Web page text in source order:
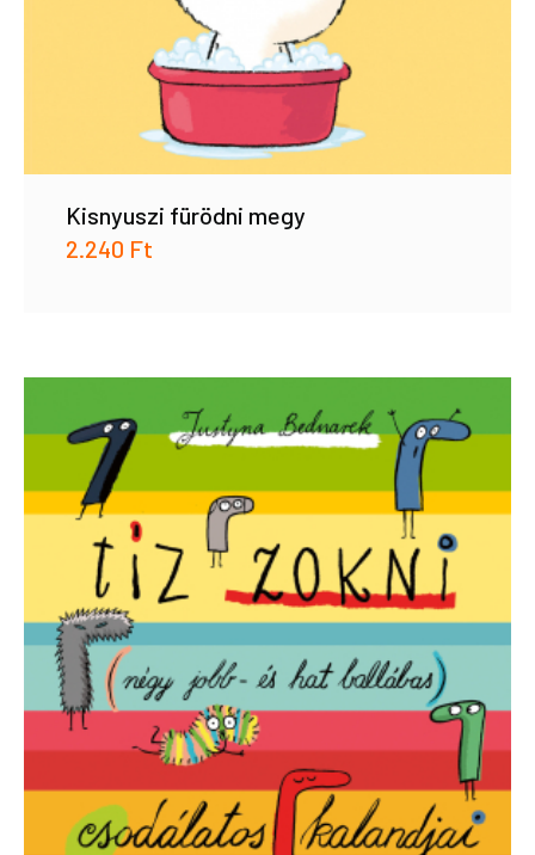
Kisnyuszi fürödni megy
2.240 Ft